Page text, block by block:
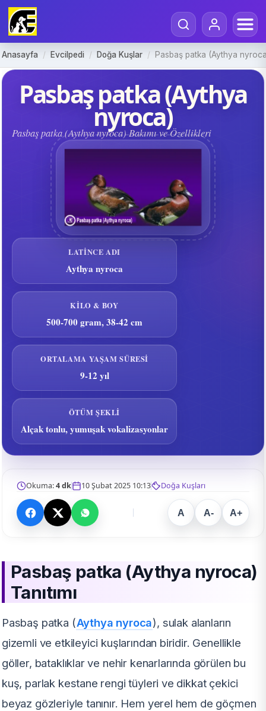
Anasayfa / Evcilpedi / Doğa Kuşlar / Pasbaş patka (Aythya
Pasbaş patka (Aythya
nyroca)
Pasbaş patka (Aythya nyroca) Bakımı ve Özellikleri
LATINCE ADI
Aythya nyroca
KILO & BOY
500-700 gram, 38-42 cm
ORTALAMA YAŞAM SÜRESI
9-12 yıl
ÖTÜM ŞEKLI
Alçak tonlu, yumuşak vokalizasyonlar
Okuma:4 dk 10 Şubat 2025 10:13 Doğa Kuşları
A A- A+
Pasbaş patka (Aythya nyroca)
Tanıtımı
Pasbaş patka (Aythya nyroca), sulak alanların
gizemli ve etkileyici kuşlarından biridir. Genellikle
göller, bataklıklar ve nehir kenarlarında görülen bu
kuş, parlak kestane rengi tüyleri ve dikkat çekici
beyaz gözleriyle tanınır. Hem yerel hem de göçmen